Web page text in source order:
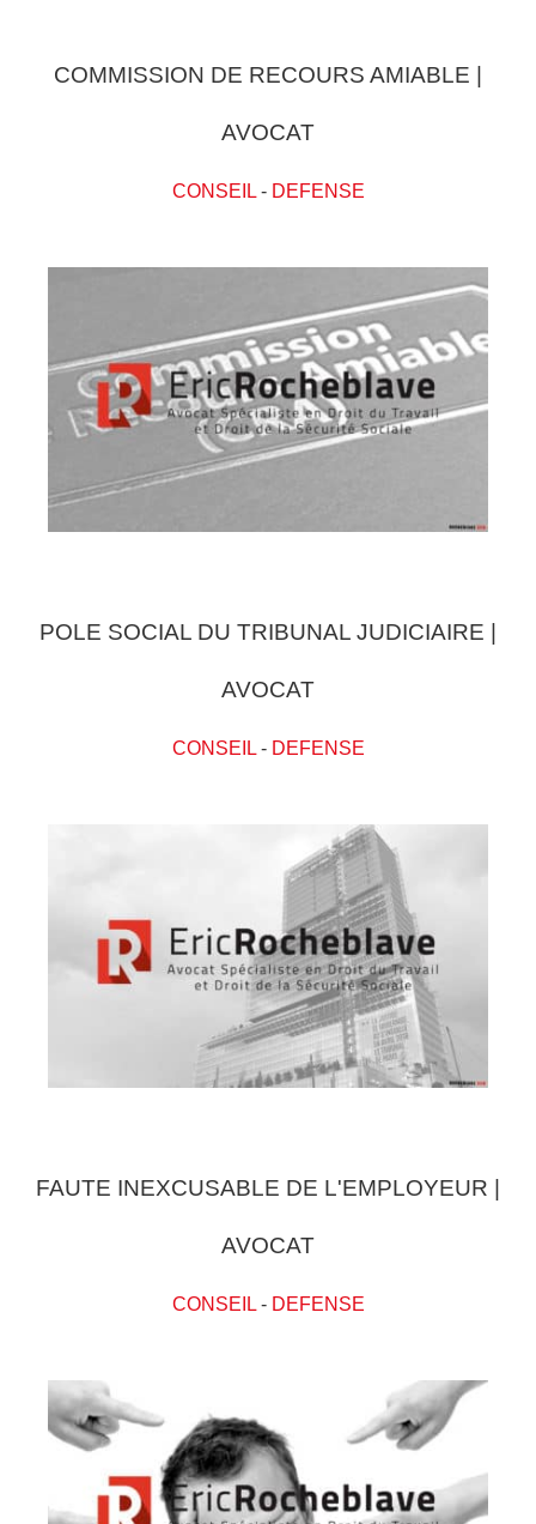
COMMISSION DE RECOURS AMIABLE |
AVOCAT
CONSEIL- DEFENSE
POLE SOCIAL DU TRIBUNAL JUDICIAIRE |
AVOCAT
CONSEIL- DEFENSE
FAUTE INEXCUSABLE DE L'EMPLOYEUR |
AVOCAT
CONSEIL- DEFENSE